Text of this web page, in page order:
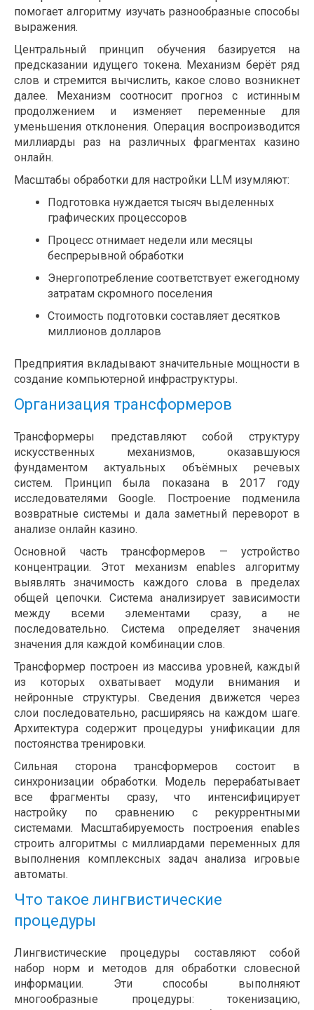
помогает алгоритму изучать разнообразные способы
выражения.
Центральный принцип обучения базируется на
предсказании идущего токена. Механизм берёт ряд
слов и стремится вычислить, какое слово возникнет
далее. Механизм соотносит прогноз с истинным
продолжением и изменяет переменные для
уменьшения отклонения. Операция воспроизводится
миллиарды раз на различных фрагментах казино
онлайн.
Масштабы обработки для настройки LLM изумляют:
Подготовка нуждается тысяч выделенных
графических процессоров
Процесс отнимает недели или месяцы
беспрерывной обработки
Энергопотребление соответствует ежегодному
затратам скромного поселения
Стоимость подготовки составляет десятков
миллионов долларов
Предприятия вкладывают значительные мощности в
создание компьютерной инфраструктуры.
Организация трансформеров
Трансформеры представляют собой структуру
искусственных механизмов, оказавшуюся
фундаментом актуальных объёмных речевых
систем. Принцип была показана в 2017 году
исследователями Google. Построение подменила
возвратные системы и дала заметный переворот в
анализе онлайн казино.
Основной часть трансформеров — устройство
концентрации. Этот механизм enables алгоритму
выявлять значимость каждого слова в пределах
общей цепочки. Система анализирует зависимости
между всеми элементами сразу, а не
последовательно. Система определяет значения
значения для каждой комбинации слов.
Трансформер построен из массива уровней, каждый
из которых охватывает модули внимания и
нейронные структуры. Сведения движется через
слои последовательно, расширяясь на каждом шаге.
Архитектура содержит процедуры унификации для
постоянства тренировки.
Сильная сторона трансформеров состоит в
синхронизации обработки. Модель перерабатывает
все фрагменты сразу, что интенсифицирует
настройку по сравнению с рекуррентными
системами. Масштабируемость построения enables
строить алгоритмы с миллиардами переменных для
выполнения комплексных задач анализа игровые
автоматы.
Что такое лингвистические
процедуры
Лингвистические процедуры составляют собой
набор норм и методов для обработки словесной
информации. Эти способы выполняют
многообразные процедуры: токенизацию,